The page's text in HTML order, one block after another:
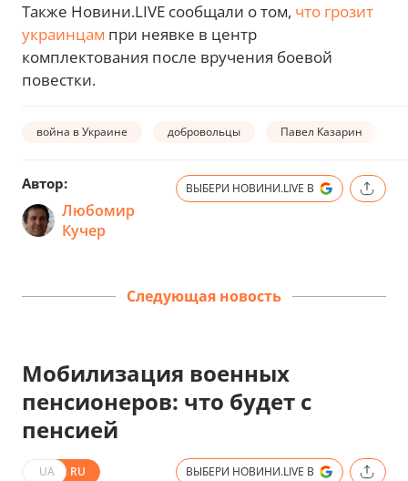
Также Новини.LIVE сообщали о том, что грозит
украинцам при неявке в центр
комплектования после вручения боевой
повестки.
война в Украине добровольцы Павел Казарин
Автор:
Любомир
Кучер
ВЫБЕРИ НОВИНИ.LIVE В
Следующая новость
Мобилизация военных
пенсионеров: что будет с
пенсией
UA RU ВЫБЕРИ НОВИНИ.LIVE В